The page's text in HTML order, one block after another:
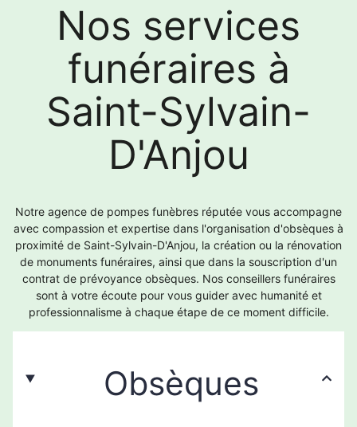
Nos services
funéraires à
Saint-Sylvain-
D'Anjou
Notre agence de pompes funèbres réputée vous accompagne
avec compassion et expertise dans l'organisation d'obsèques à
proximité de Saint-Sylvain-D'Anjou, la création ou la rénovation
de monuments funéraires, ainsi que dans la souscription d'un
contrat de prévoyance obsèques. Nos conseillers funéraires
sont à votre écoute pour vous guider avec humanité et
professionnalisme à chaque étape de ce moment difficile.
Obsèques